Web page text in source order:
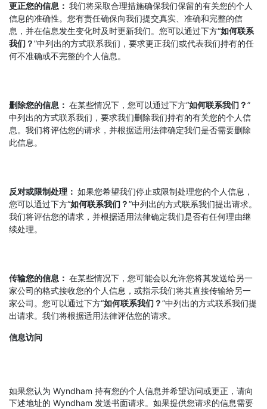
更正您的信息： 我们将采取合理措施确保我们保留的有关您的个人
信息的准确性。您有责任确保向我们提交真实、准确和完整的信
息，并在信息发生变化时及时更新我们。您可以通过下方“如何联系
我们？”中列出的方式联系我们，要求更正我们或代表我们持有的任
何不准确或不完整的个人信息。
删除您的信息： 在某些情况下，您可以通过下方“如何联系我们？”
中列出的方式联系我们，要求我们删除我们持有的有关您的个人信
息。我们将评估您的请求，并根据适用法律确定我们是否需要删除
此信息。
反对或限制处理： 如果您希望我们停止或限制处理您的个人信息，
您可以通过下方“如何联系我们？”中列出的方式联系我们提出请求。
我们将评估您的请求，并根据适用法律确定我们是否有任何理由继
续处理。
传输您的信息： 在某些情况下，您可能会以允许您将其发送给另一
家公司的格式接收您的个人信息，或指示我们将其直接传输给另一
家公司。您可以通过下方“如何联系我们？”中列出的方式联系我们提
出请求。我们将根据适用法律评估您的请求。
信息访问
如果您认为 Wyndham 持有您的个人信息并希望访问或更正，请向
下述地址的 Wyndham 发送书面请求。如果提供您请求的信息需要